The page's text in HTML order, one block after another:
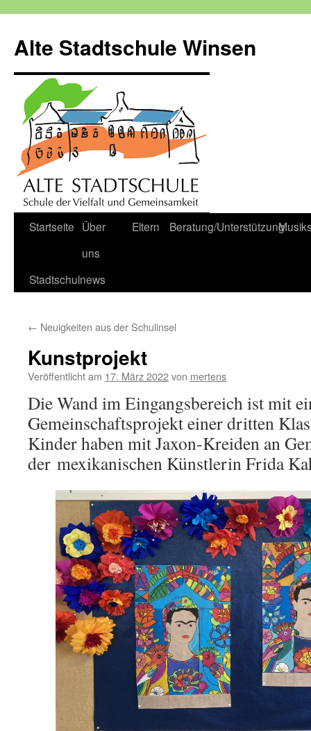
springen
Alte Stadtschule Winsen
Startseite Über
uns
Eltern Beratung/Unterstützung
Stadtschulnews
← Neuigkeiten aus der Schulinsel
Kunstprojekt
Veröffentlicht am 17. März 2022von mertens
Die Wand im Eingangsbereich ist mit
Gemeinschaftsprojekt einer dritten
Kinder haben mit Jaxon-Kreiden an
der mexikanischen Künstlerin Frida